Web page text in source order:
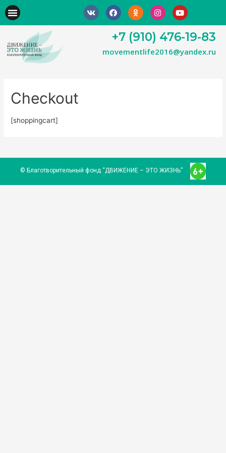
+7 (910) 476-19-83
movementlife2016@yandex.ru
Checkout
[shoppingcart]
© Благотворительный фонд “ДВИЖЕНИЕ – ЭТО ЖИЗНЬ”